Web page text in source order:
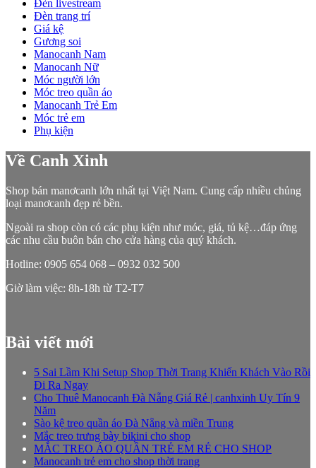
Đèn livestream
Đèn trang trí
Giá kệ
Gương soi
Manocanh Nam
Manocanh Nữ
Móc người lớn
Móc treo quần áo
Manocanh Trẻ Em
Móc trẻ em
Phụ kiện
Về Canh Xinh
Shop bán manơcanh lớn nhất tại Việt Nam. Cung cấp nhiều chủng
loại manơcanh đẹp rẻ bền.
Ngoài ra shop còn có các phụ kiện như móc, giá, tủ kệ…đáp ứng
các nhu cầu buôn bán cho cửa hàng của quý khách.
Hotline: 0905 654 068 – 0932 032 500
Giờ làm việc: 8h-18h từ T2-T7
Bài viết mới
5 Sai Lầm Khi Setup Shop Thời Trang Khiến Khách Vào Rồi
Đi Ra Ngay
Cho Thuê Manocanh Đà Nẵng Giá Rẻ | canhxinh Uy Tín 9
Năm
Sào kệ treo quần áo Đà Nẵng và miền Trung
Mắc treo trưng bày bikini cho shop
MẮC TREO ÁO QUẦN TRẺ EM RẺ CHO SHOP
Manocanh trẻ em cho shop thời trang